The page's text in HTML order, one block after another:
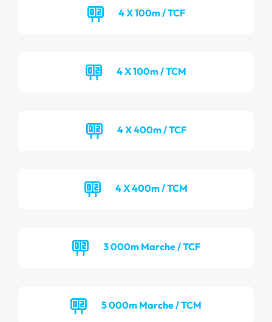
4 X 100m / TCF
4 X 100m / TCM
4 X 400m / TCF
4 X 400m / TCM
3 000m Marche / TCF
5 000m Marche / TCM